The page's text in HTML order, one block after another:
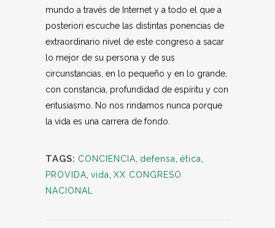
mundo a través de Internet y a todo el que a
posteriori escuche las distintas ponencias de
extraordinario nivel de este congreso a sacar
lo mejor de su persona y de sus
circunstancias, en lo pequeño y en lo grande,
con constancia, profundidad de espíritu y con
entusiasmo. No nos rindamos nunca porque
la vida es una carrera de fondo.
TAGS: CONCIENCIA defensa ética
PROVIDA vida XX CONGRESO
NACIONAL